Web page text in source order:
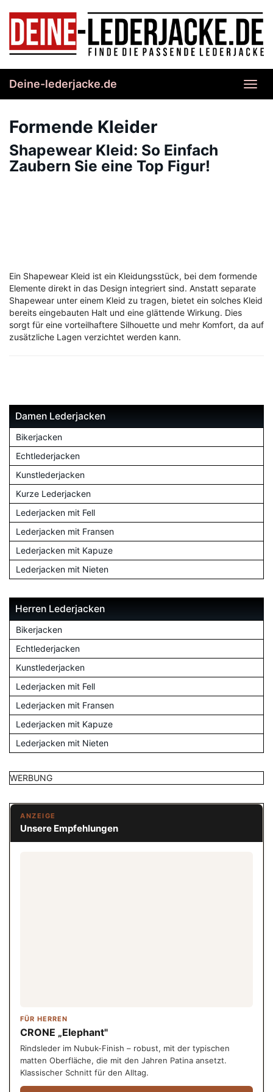
content
Deine-lederjacke.de
Formende Kleider
Shapewear Kleid: So Einfach
Zaubern Sie eine Top Figur!
Ein Shapewear Kleid ist ein Kleidungsstück, bei dem formende
Elemente direkt in das Design integriert sind. Anstatt separate
Shapewear unter einem Kleid zu tragen, bietet ein solches Kleid
bereits eingebauten Halt und eine glättende Wirkung. Dies
sorgt für eine vorteilhaftere Silhouette und mehr Komfort, da auf
zusätzliche Lagen verzichtet werden kann.
Damen Lederjacken
Bikerjacken
Echtlederjacken
Kunstlederjacken
Kurze Lederjacken
Lederjacken mit Fell
Lederjacken mit Fransen
Lederjacken mit Kapuze
Lederjacken mit Nieten
Herren Lederjacken
Bikerjacken
Echtlederjacken
Kunstlederjacken
Lederjacken mit Fell
Lederjacken mit Fransen
Lederjacken mit Kapuze
Lederjacken mit Nieten
WERBUNG
ANZEIGE
Unsere Empfehlungen
FÜR HERREN
CRONE „Elephant"
Rindsleder im Nubuk-Finish – robust, mit der typischen
matten Oberfläche, die mit den Jahren Patina ansetzt.
Klassischer Schnitt für den Alltag.